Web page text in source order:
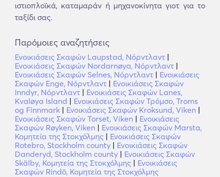
ιστιοπλοϊκά, καταμαράν ή μηχανοκίνητα γιοτ για το
ταξίδι σας.
Παρόμοιες αναζητήσεις
Ενοικιάσεις Σκαφών Laupstad, Νόρντλαντ |
Ενοικιάσεις Σκαφών Nordarnøya, Νόρντλαντ |
Ενοικιάσεις Σκαφών Selnes, Νόρντλαντ | Ενοικιάσεις
Σκαφών Enge, Νόρντλαντ | Ενοικιάσεις Σκαφών
Inndyr, Νόρντλαντ | Ενοικιάσεις Σκαφών Lanes,
Kvaløya Island | Ενοικιάσεις Σκαφών Τρόμσο, Troms
og Finnmark | Ενοικιάσεις Σκαφών Kroksund, Viken |
Ενοικιάσεις Σκαφών Torset, Viken | Ενοικιάσεις
Σκαφών Røyken, Viken | Ενοικιάσεις Σκαφών Marsta,
Κομητεία της Στοκχόλμης | Ενοικιάσεις Σκαφών
Rotebro, Stockholm county | Ενοικιάσεις Σκαφών
Danderyd, Stockholm county | Ενοικιάσεις Σκαφών
Skälby, Κομητεία της Στοκχόλμης | Ενοικιάσεις
Σκαφών Rindö, Κομητεία της Στοκχόλμης